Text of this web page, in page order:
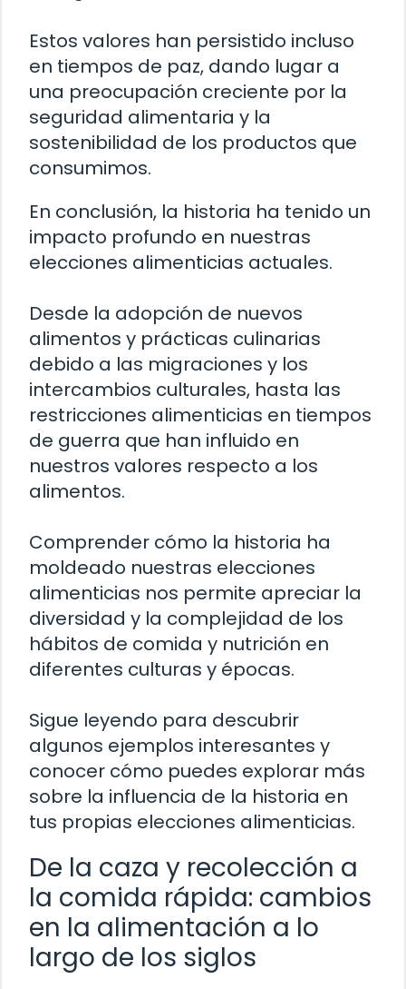
Estos valores han persistido incluso
en tiempos de paz, dando lugar a
una preocupación creciente por la
seguridad alimentaria y la
sostenibilidad de los productos que
consumimos.
En conclusión, la historia ha tenido un
impacto profundo en nuestras
elecciones alimenticias actuales.
Desde la adopción de nuevos
alimentos y prácticas culinarias
debido a las migraciones y los
intercambios culturales, hasta las
restricciones alimenticias en tiempos
de guerra que han influido en
nuestros valores respecto a los
alimentos.
Comprender cómo la historia ha
moldeado nuestras elecciones
alimenticias nos permite apreciar la
diversidad y la complejidad de los
hábitos de comida y nutrición en
diferentes culturas y épocas.
Sigue leyendo para descubrir
algunos ejemplos interesantes y
conocer cómo puedes explorar más
sobre la influencia de la historia en
tus propias elecciones alimenticias.
De la caza y recolección a
la comida rápida: cambios
en la alimentación a lo
largo de los siglos